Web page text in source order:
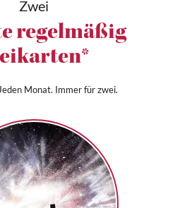
Zwei
regelmäßig
Monat. Immer für zwei.